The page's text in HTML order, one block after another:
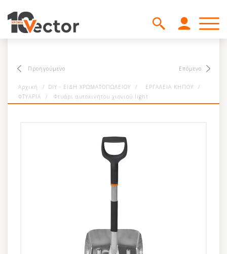
Προηγούμενο Επόμενο
Αρχική / DIY - ΕΙΔΗ ΧΡΩΜΑΤΟΠΩΛΕΙΟΥ / ΕΡΓΑΛΕΙΑ ΚΗΠΟΥ
/
ΦΤΥΑΡΙΑ
/ Φτυάρι αυτοκινήτου χιονιού light